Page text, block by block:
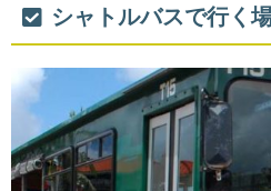
シャトルバスで行く